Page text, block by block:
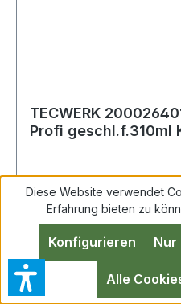
TECWERK
Profi geschl.f.310ml
Diese Website verwendet
Erfahrung bieten zu
Nur
Konfigurieren
Alle